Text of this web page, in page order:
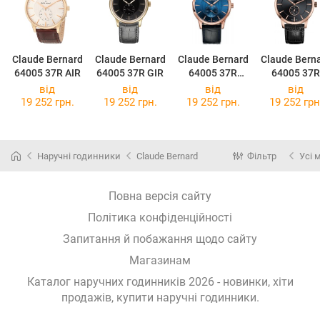
Claude Bernard
64005 37R AIR
Claude Bernard
64005 37R GIR
Claude Bernard
64005 37R
BUIR
Claude
64005 37R
NIR3
від
19 252 грн.
від
19 252 грн.
від
19 252 грн.
від
19 252
Наручні годинники Claude Bernard Фільтр Усі
Повна версія сайту
Політика конфіденційності
Запитання й побажання щодо сайту
Магазинам
Каталог наручних годинників 2026 - новинки, хіти
продажів, купити наручні годинники.